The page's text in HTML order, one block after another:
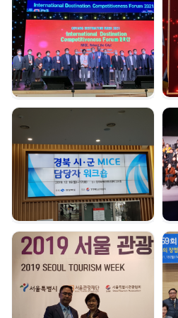
GDW 2021 | 2021.
08. 25
경북시군 마이스 담당자
워크숍 | 2019. 12. 16
서울관광대상 수상 |
2019. 12. 04